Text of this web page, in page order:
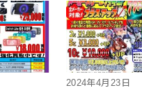
2024年4月23日